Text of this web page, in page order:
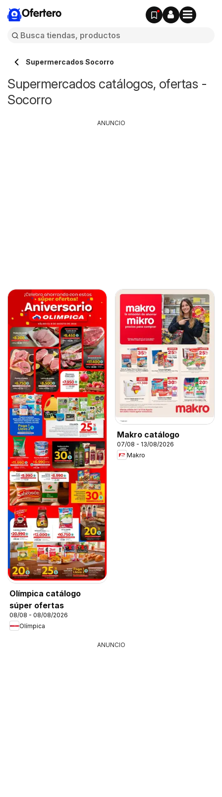
Ofertero
Supermercados Socorro
Supermercados catálogos, ofertas -
Socorro
Olímpica catálogo
súper ofertas
08/08 - 08/08/2026
Olímpica
Makro catálogo
07/08 - 13/08/2026
Makro
ANUNCIO
ANUNCIO